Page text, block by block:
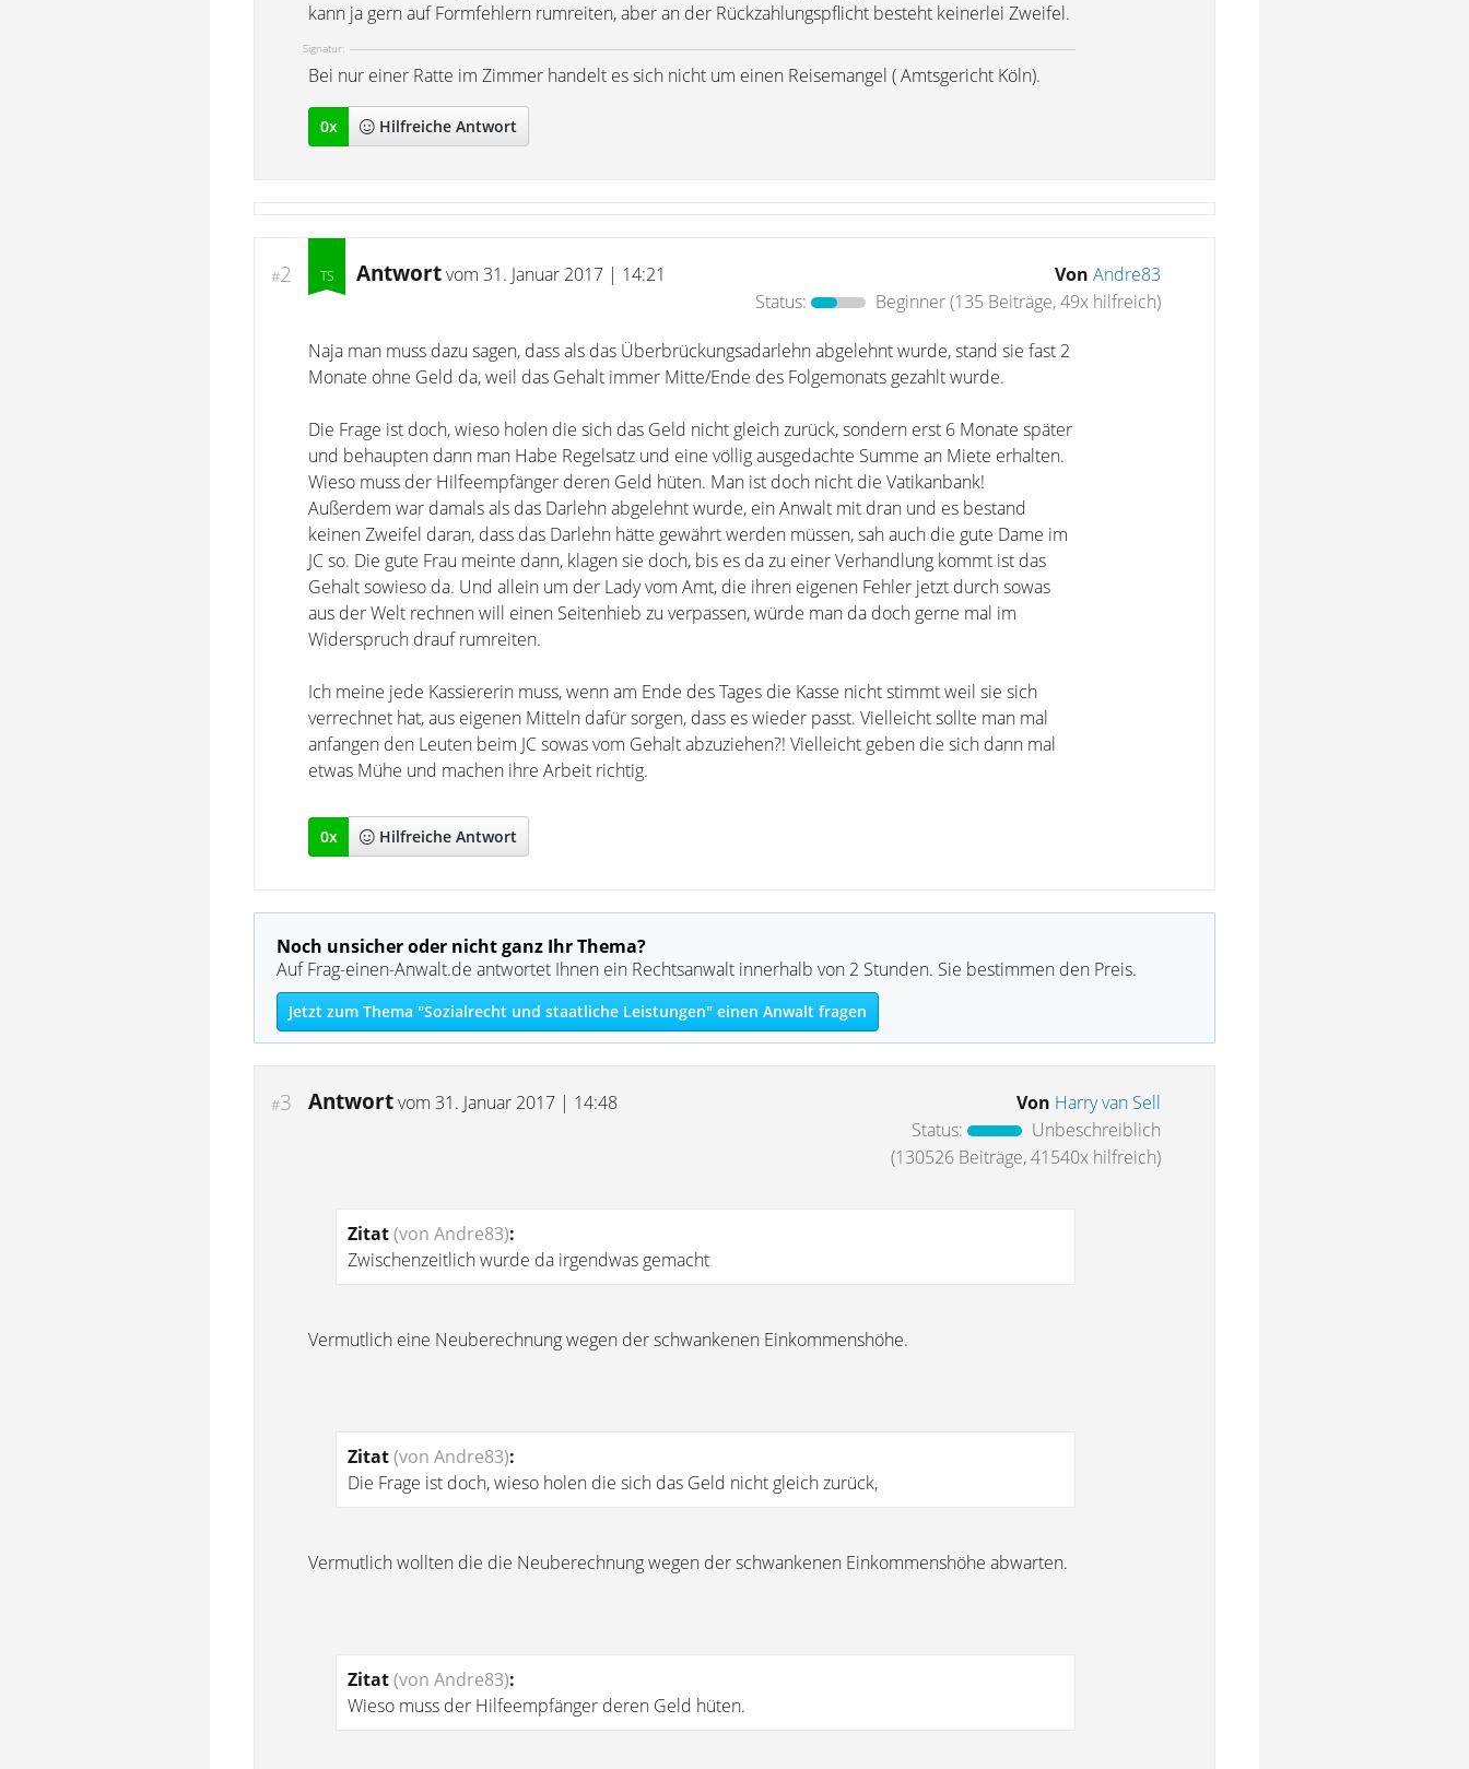
kann ja gern auf Formfehlern rumreiten, aber an der Rückzahlungspflicht besteht keinerlei Zweifel.
Signatur:
Bei nur einer Ratte im Zimmer handelt es sich nicht um einen Reisemangel ( Amtsgericht Köln).
0x Hilfreiche Antwort
#2 Antwortvom 31. Januar 2017 | 14:21 Von Andre83
Status:
Beginner(135 Beiträge, 49x hilfreich)
Naja man muss dazu sagen, dass als das Überbrückungsadarlehn abgelehnt wurde, stand sie fast 2
Monate ohne Geld da, weil das Gehalt immer Mitte/Ende des Folgemonats gezahlt wurde.
Die Frage ist doch, wieso holen die sich das Geld nicht gleich zurück, sondern erst 6 Monate später
und behaupten dann man Habe Regelsatz und eine völlig ausgedachte Summe an Miete erhalten.
Wieso muss der Hilfeempfänger deren Geld hüten. Man ist doch nicht die Vatikanbank!
Außerdem war damals als das Darlehn abgelehnt wurde, ein Anwalt mit dran und es bestand
keinen Zweifel daran, dass das Darlehn hätte gewährt werden müssen, sah auch die gute Dame im
JC so. Die gute Frau meinte dann, klagen sie doch, bis es da zu einer Verhandlung kommt ist das
Gehalt sowieso da. Und allein um der Lady vom Amt, die ihren eigenen Fehler jetzt durch sowas
aus der Welt rechnen will einen Seitenhieb zu verpassen, würde man da doch gerne mal im
Widerspruch drauf rumreiten.
Ich meine jede Kassiererin muss, wenn am Ende des Tages die Kasse nicht stimmt weil sie sich
verrechnet hat, aus eigenen Mitteln dafür sorgen, dass es wieder passt. Vielleicht sollte man mal
anfangen den Leuten beim JC sowas vom Gehalt abzuziehen?! Vielleicht geben die sich dann mal
etwas Mühe und machen ihre Arbeit richtig.
0x Hilfreiche Antwort
Noch unsicher oder nicht ganz Ihr Thema?
Auf Frag-einen-Anwalt.de antwortet Ihnen ein Rechtsanwalt innerhalb von 2 Stunden. Sie bestimmen den Preis.
Jetzt zum Thema "Sozialrecht und staatliche Leistungen" einen Anwalt fragen
#3 Antwortvom 31. Januar 2017 | 14:48 Von Harry van Sell
Status:
Unbeschreiblich
(130526 Beiträge, 41540x hilfreich)
Zitat(von Andre83):
Zwischenzeitlich wurde da irgendwas gemacht
Vermutlich eine Neuberechnung wegen der schwankenen Einkommenshöhe.
Zitat(von Andre83):
Die Frage ist doch, wieso holen die sich das Geld nicht gleich zurück,
Vermutlich wollten die die Neuberechnung wegen der schwankenen Einkommenshöhe abwarten.
Zitat(von Andre83):
Wieso muss der Hilfeempfänger deren Geld hüten.